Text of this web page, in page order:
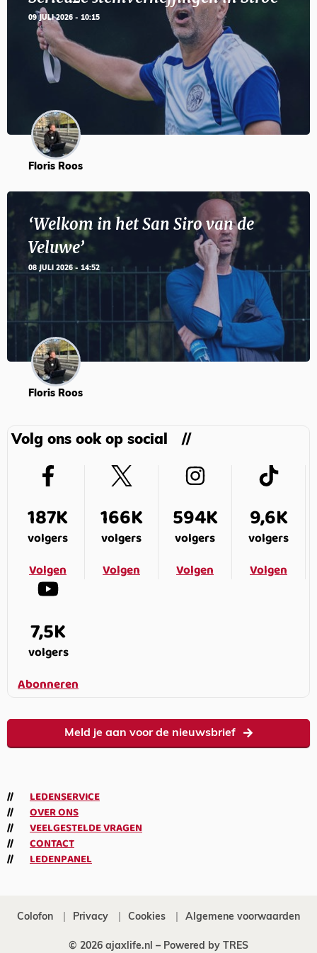
09 JULI 2026 - 10:15
Floris Roos
‘Welkom in het San Siro van de
Veluwe’
08 JULI 2026 - 14:52
Floris Roos
Volg ons ook op social
187K
volgers
Volgen
166K
volgers
Volgen
594K
volgers
Volgen
9,6K
volgers
Volgen
7,5K
volgers
Abonneren
Meld je aan voor de nieuwsbrief
LEDENSERVICE
OVER ONS
VEELGESTELDE VRAGEN
CONTACT
LEDENPANEL
Colofon Privacy Cookies Algemene voorwaarden
© 2026 ajaxlife.nl – Powered by TRES